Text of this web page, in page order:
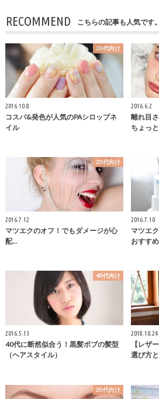
RECOMMEND こちらの記事も人気です。
20代向け
2016.10.8
コスパ&発色が人気のPAシロップネ
イル
2016.6.2
離れ目
ちょっ
20代向け
2016.7.12
マツエクのオフ！でもダメージが心
配...
2016.7.10
マツエ
おすす
40代向け
2016.5.13
40代に断然似合う！黒髪ボブの髪型
（ヘアスタイル）
2018.10.24
【レザ
選び方
20代向け